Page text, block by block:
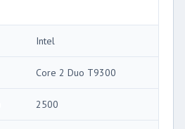
Intel
Core 2 Duo T9300
2500